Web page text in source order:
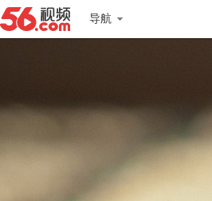
导航